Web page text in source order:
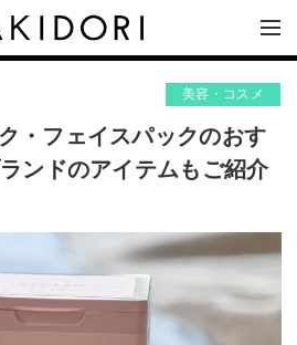
美容・コスメ
・フェイスパックのおす
ンドのアイテムもご紹介